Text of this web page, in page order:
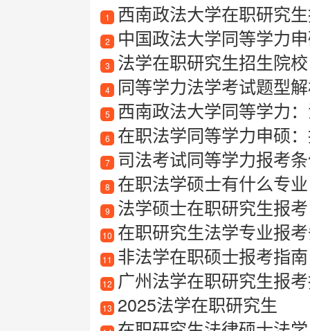
1 西南政法大学在职研究
2 中国政法大学同等学力
3 法学在职研究生招生院校
4 同等学力法学考试题型
5 西南政法大学同等学力
6 在职法学同等学力申硕
7 司法考试同等学力报考
8 在职法学硕士有什么专业
9 法学硕士在职研究生报考
10 在职研究生法学专业报
11 非法学在职硕士报考指
12 广州法学在职研究生报
13 2025法学在职研究生